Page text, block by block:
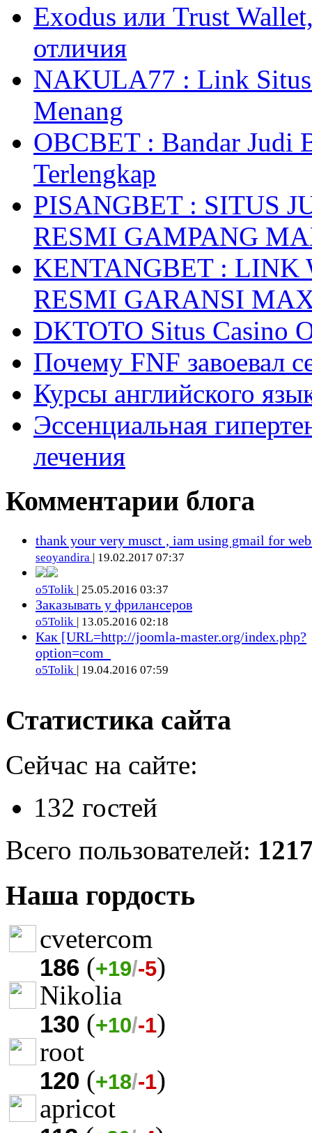
Exodus или Trust
отличия
NAKULA77 : Link Situs
Menang
OBCBET : Bandar Judi
Terlengkap
PISANGBET : SITUS
RESMI GAMPANG
KENTANGBET : LINK
RESMI GARANSI
DKTOTO Situs Casino
Почему FNF завоевал
Курсы английского
Эссенциальная
лечения
Комментарии блога
thank your very musct , iam using gmail for
seoyandira | 19.02.2017 07:37
o5Tolik | 25.05.2016 03:37
Заказывать у фрилансеров
o5Tolik | 13.05.2016 02:18
Как [URL=http://joomla-master.org/index.php?
option=com_
o5Tolik | 19.04.2016 07:59
Статистика сайта
Сейчас на сайте:
132 гостей
Всего пользователей:
Наша гордость
cvetercom
186 (+19/-5)
Nikolia
130 (+10/-1)
root
120 (+18/-1)
apricot